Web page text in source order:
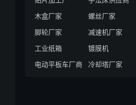
木盒厂家
螺丝厂家
脚轮厂家
减速机厂家
工业纸箱
镀膜机
电动平板车厂商
冷却塔厂家